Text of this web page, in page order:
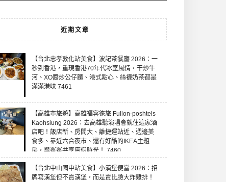
近期文章
【台北忠孝敦化站美食】波記茶餐廳 2026：一
秒到香港，重現香港70年代冰室風情，干炒牛
河、XO醬炒公仔麵、港式點心、絲襪奶茶都是
滿滿港味 7461
【高雄市旅遊】高雄福容徠旅 Fullon-poshtels
Kaohsiung 2026：去高雄聽演唱會就住這家酒
店吧！飯店新、房間大、離捷運站近、週邊美
食多、靠近六合夜市、還有好酷的IKEA主題
房，與鯊鯊共享度假時光！ 7460
【台北中山國中站美食】小漢堡便當 2026：招
牌寫漢堡但不賣漢堡，而是賣比臉大炸雞排！